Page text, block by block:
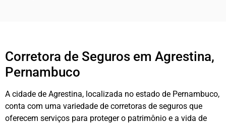
Corretora de Seguros em Agrestina,
Pernambuco
A cidade de Agrestina, localizada no estado de Pernambuco,
conta com uma variedade de corretoras de seguros que
oferecem serviços para proteger o patrimônio e a vida de